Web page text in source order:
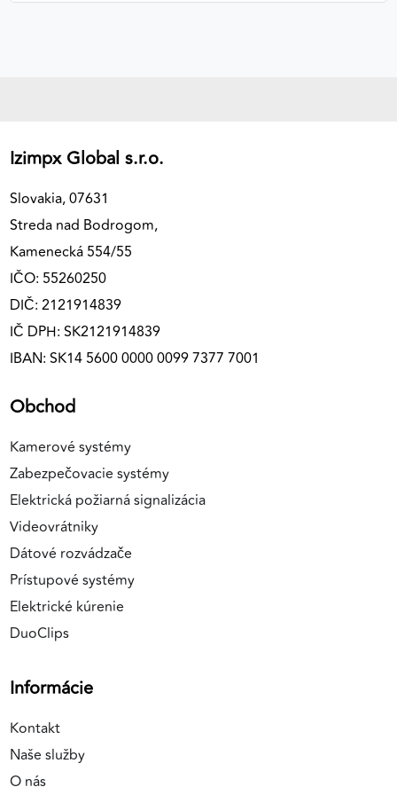
Izimpx Global s.r.o.
Slovakia, 07631
Streda nad Bodrogom,
Kamenecká 554/55
IČO: 55260250
DIČ: 2121914839
IČ DPH: SK2121914839
IBAN: SK14 5600 0000 0099 7377 7001
Obchod
Kamerové systémy
Zabezpečovacie systémy
Elektrická požiarná signalizácia
Videovrátniky
Dátové rozvádzače
Prístupové systémy
Elektrické kúrenie
DuoClips
Informácie
Kontakt
Naše služby
O nás